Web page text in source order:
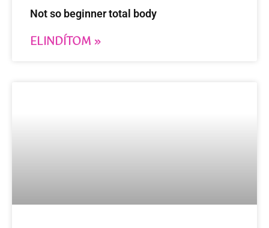
Not so beginner total body
ELINDÍTOM »